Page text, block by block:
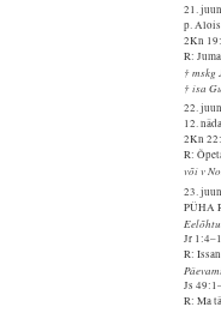
21.
p.
2Kn
R:
†
† isa
22.
12.
2Kn
R:
või v
23.
PÜHA
Jr
R:
Js
R: Ma